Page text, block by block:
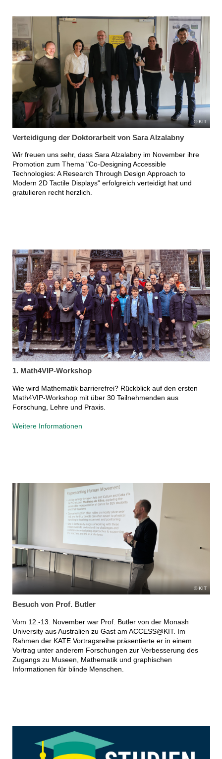
KIT
Verteidigung der Doktorarbeit von Sara Alzalabny
Wir freuen uns sehr, dass Sara Alzalabny im November ihre
Promotion zum Thema "Co-Designing Accessible
Technologies: A Research Through Design Approach to
Modern 2D Tactile Displays" erfolgreich verteidigt hat und
gratulieren recht herzlich.
1. Math4VIP-Workshop
Wie wird Mathematik barrierefrei? Rückblick auf den ersten
Math4VIP-Workshop mit über 30 Teilnehmenden aus
Forschung, Lehre und Praxis.
Weitere Informationen
KIT
Besuch von Prof. Butler
Vom 12.-13. November war Prof. Butler von der Monash
University aus Australien zu Gast am ACCESS@KIT. Im
Rahmen der KATE Vortragsreihe präsentierte er in einem
Vortrag unter anderem Forschungen zur Verbesserung des
Zugangs zu Museen, Mathematik und graphischen
Informationen für blinde Menschen.